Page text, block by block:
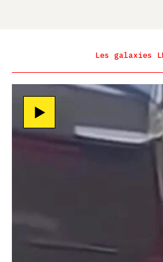
Les galaxies